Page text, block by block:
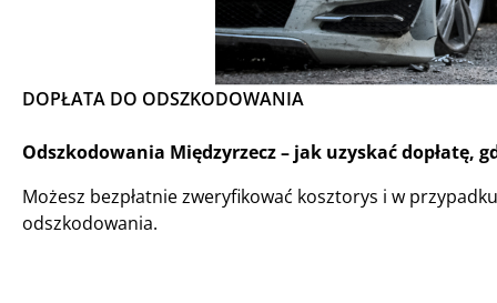
DOPŁATA DO ODSZKODOWANIA
Odszkodowania Międzyrzecz – jak uzyskać dopłatę,
Możesz bezpłatnie zweryfikować kosztorys i w
odszkodowania.